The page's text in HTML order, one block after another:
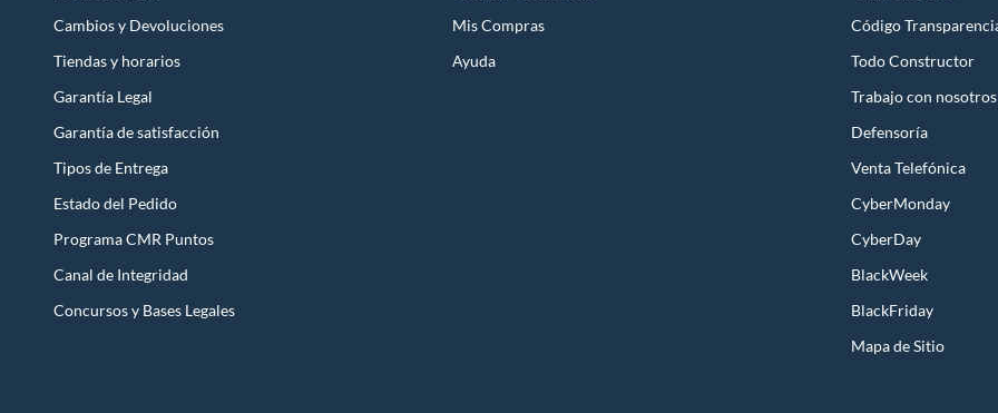
Cambios y Devoluciones
Tiendas y horarios
Garantía Legal
Garantía de satisfacción
Tipos de Entrega
Estado del Pedido
Programa CMR Puntos
Canal de Integridad
Concursos y Bases Legales
Mis Compras
Ayuda
Código
Todo Constructor
Trabajo con nosotros
Defensoría
Venta Telefónica
CyberMonday
CyberDay
BlackWeek
BlackFriday
Mapa de Sitio